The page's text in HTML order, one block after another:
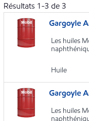
Résultats 1-3 de3
Gargoyle
Les huiles
Huile
Gargoyle
Les huiles